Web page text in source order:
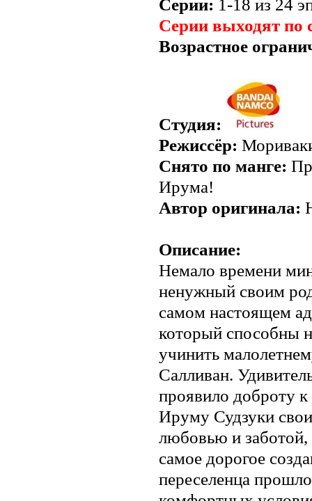
Серии: 1-18 из 24
Серии выходят по
Возрастное
Студия:
Режиссёр:
Снято по манге:
Ирума!
Автор оригинала:
Описание:
Немало времени
ненужный своим
самом настоящем
который способны
учинить
Салливан.
проявило доброту
Ируму Судзуки
любовью и заботой,
самое дорогое
переселенца